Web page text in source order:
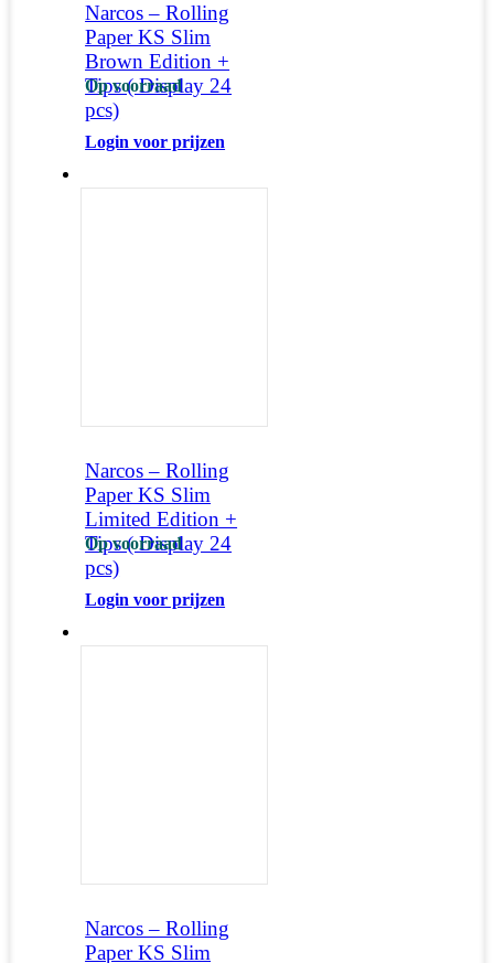
Narcos – Rolling
Paper KS Slim
Brown Edition +
Tips ( Display 24
pcs)
Op voorraad
Login voor prijzen
Narcos – Rolling
Paper KS Slim
Limited Edition +
Tips ( Display 24
pcs)
Op voorraad
Login voor prijzen
Narcos – Rolling
Paper KS Slim